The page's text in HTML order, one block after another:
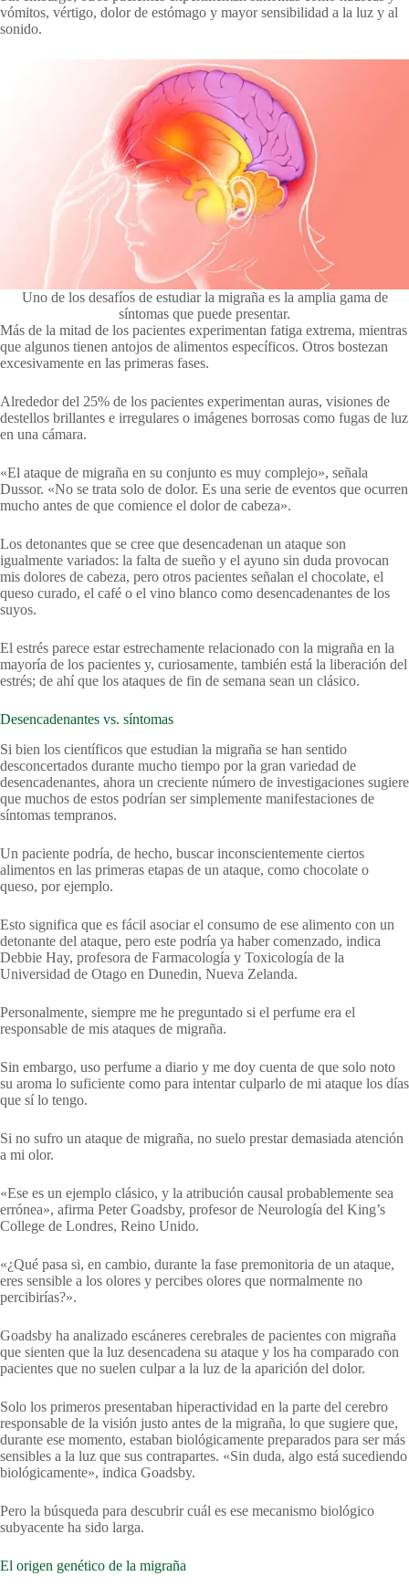
vómitos, vértigo, dolor de estómago y mayor sensibilidad a la luz y al
sonido.
Uno de los desafíos de estudiar la migraña es la amplia gama de
síntomas que puede presentar.
Más de la mitad de los pacientes experimentan fatiga extrema, mientras
que algunos tienen antojos de alimentos específicos. Otros bostezan
excesivamente en las primeras fases.
Alrededor del 25% de los pacientes experimentan auras, visiones de
destellos brillantes e irregulares o imágenes borrosas como fugas de luz
en una cámara.
«El ataque de migraña en su conjunto es muy complejo», señala
Dussor. «No se trata solo de dolor. Es una serie de eventos que ocurren
mucho antes de que comience el dolor de cabeza».
Los detonantes que se cree que desencadenan un ataque son
igualmente variados: la falta de sueño y el ayuno sin duda provocan
mis dolores de cabeza, pero otros pacientes señalan el chocolate, el
queso curado, el café o el vino blanco como desencadenantes de los
suyos.
El estrés parece estar estrechamente relacionado con la migraña en la
mayoría de los pacientes y, curiosamente, también está la liberación del
estrés; de ahí que los ataques de fin de semana sean un clásico.
Desencadenantes vs. síntomas
Si bien los científicos que estudian la migraña se han sentido
desconcertados durante mucho tiempo por la gran variedad de
desencadenantes, ahora un creciente número de investigaciones sugiere
que muchos de estos podrían ser simplemente manifestaciones de
síntomas tempranos.
Un paciente podría, de hecho, buscar inconscientemente ciertos
alimentos en las primeras etapas de un ataque, como chocolate o
queso, por ejemplo.
Esto significa que es fácil asociar el consumo de ese alimento con un
detonante del ataque, pero este podría ya haber comenzado, indica
Debbie Hay, profesora de Farmacología y Toxicología de la
Universidad de Otago en Dunedin, Nueva Zelanda.
Personalmente, siempre me he preguntado si el perfume era el
responsable de mis ataques de migraña.
Sin embargo, uso perfume a diario y me doy cuenta de que solo noto
su aroma lo suficiente como para intentar culparlo de mi ataque los días
que sí lo tengo.
Si no sufro un ataque de migraña, no suelo prestar demasiada atención
a mi olor.
«Ese es un ejemplo clásico, y la atribución causal probablemente sea
errónea», afirma Peter Goadsby, profesor de Neurología del King’s
College de Londres, Reino Unido.
«¿Qué pasa si, en cambio, durante la fase premonitoria de un ataque,
eres sensible a los olores y percibes olores que normalmente no
percibirías?».
Goadsby ha analizado escáneres cerebrales de pacientes con migraña
que sienten que la luz desencadena su ataque y los ha comparado con
pacientes que no suelen culpar a la luz de la aparición del dolor.
Solo los primeros presentaban hiperactividad en la parte del cerebro
responsable de la visión justo antes de la migraña, lo que sugiere que,
durante ese momento, estaban biológicamente preparados para ser más
sensibles a la luz que sus contrapartes. «Sin duda, algo está sucediendo
biológicamente», indica Goadsby.
Pero la búsqueda para descubrir cuál es ese mecanismo biológico
subyacente ha sido larga.
El origen genético de la migraña